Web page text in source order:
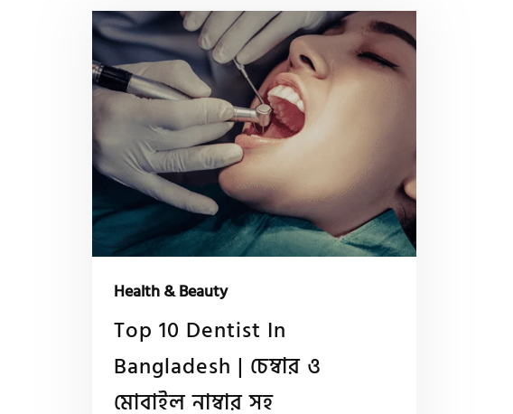
Health & Beauty
Top 10 Dentist In
Bangladesh | চেম্বার ও
মোবাইল নাম্বার সহ